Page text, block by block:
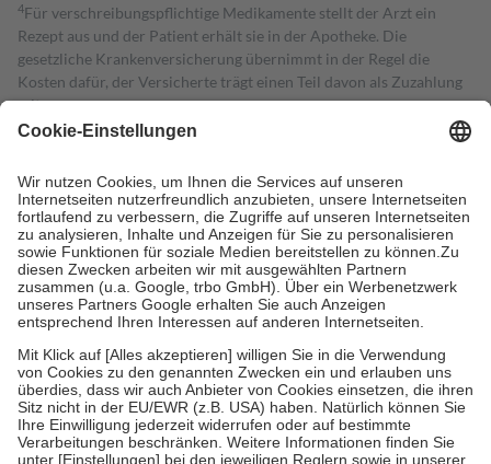
4Für verschreibungspflichtige Medikamente stellt der Arzt ein
Rezept aus und der Patient erhält sie in der Apotheke. Die
gesetzliche Krankenversicherung übernimmt in der Regel die
Kosten dafür, der Versicherte trägt einen Teil davon als Zuzahlung
mit.
Grundsätzlich leisten Mitglieder Zuzahlungen in Höhe von zehn
höchstens zehn Euro.
Es sind jedoch nie mehr als die tatsächlichen
Kosten der Leistung zu entrichten.
Diese Regeln gelten grundsätzlich auch für Online-Apotheken.
Bei Heilmitteln und häuslicher Krankenpflege beträgt die
Zuzahlung zehn Prozent der Kosten sowie zehn Euro je
Verordnung.
Um das Engagement der Versicherten für ihre eigene Gesundheit zu
stärken und die besondere Stellung der Familie zu unterstützen,
fallenkeine Zuzahlungenan bei:
• Kindern und Jugendlichen bis zum vollendeten 18. Lebensjahr
mit Ausnahme der Fahrkosten
• Untersuchungen zur Vorsorge und Früherkennung, die von der
GKV getragen werden